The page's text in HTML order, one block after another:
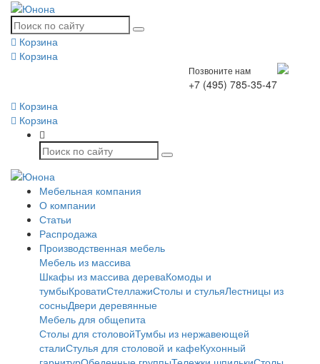
Корзина
Корзина
Позвоните нам
+7 (495) 785-35-47
Корзина
Корзина
Мебельная компания
О компании
Статьи
Распродажа
Производственная мебель
Мебель из массива
Шкафы из массива дереваКомоды и
тумбыКроватиСтеллажиСтолы и стульяЛестницы из
сосныДвери деревянные
Мебель для общепита
Столы для столовойТумбы из нержавеющей
сталиСтулья для столовой и кафеКухонный